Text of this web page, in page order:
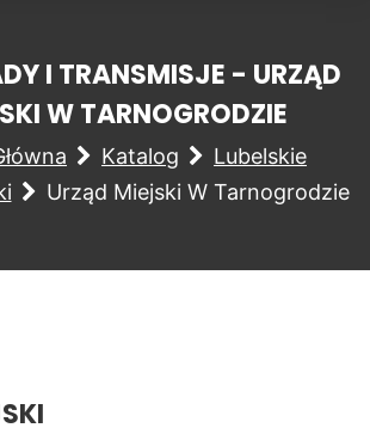
I TRANSMISJE - URZĄD
W TARNOGRODZIE
Katalog
Lubelskie
Urząd Miejski W Tarnogrodzie